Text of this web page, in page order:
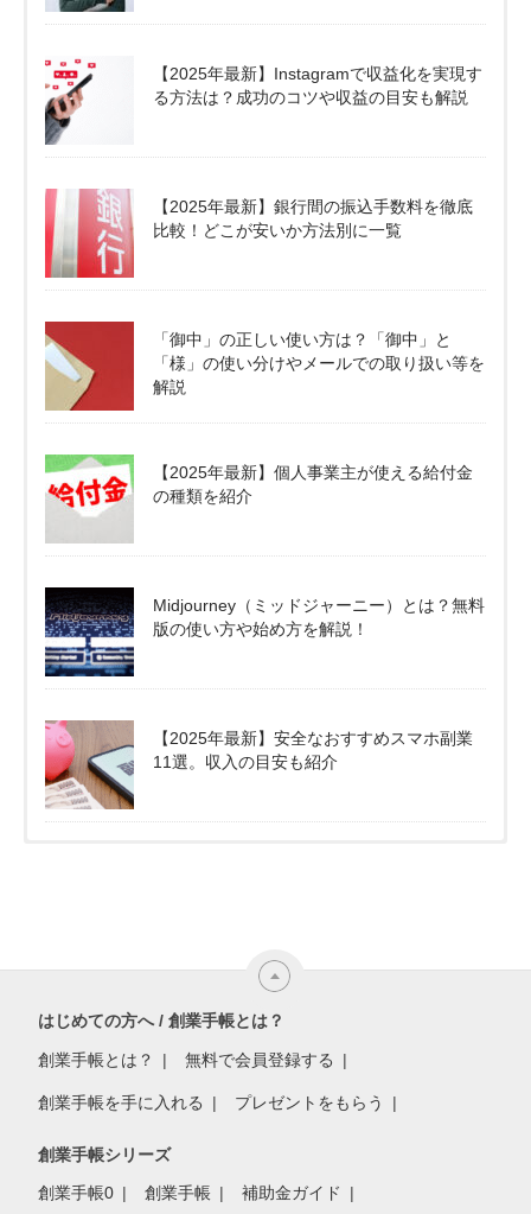
【2025年最新】Instagramで収益化を実現す
る方法は？成功のコツや収益の目安も解説
【2025年最新】銀行間の振込手数料を徹底
比較！どこが安いか方法別に一覧
「御中」の正しい使い方は？「御中」と
「様」の使い分けやメールでの取り扱い等を
解説
【2025年最新】個人事業主が使える給付金
の種類を紹介
Midjourney（ミッドジャーニー）とは？無料
版の使い方や始め方を解説！
【2025年最新】安全なおすすめスマホ副業
11選。収入の目安も紹介
はじめての方へ / 創業手帳とは？
創業手帳とは？ 無料で会員登録する
創業手帳を手に入れる プレゼントをもらう
創業手帳シリーズ
創業手帳0 創業手帳 補助金ガイド